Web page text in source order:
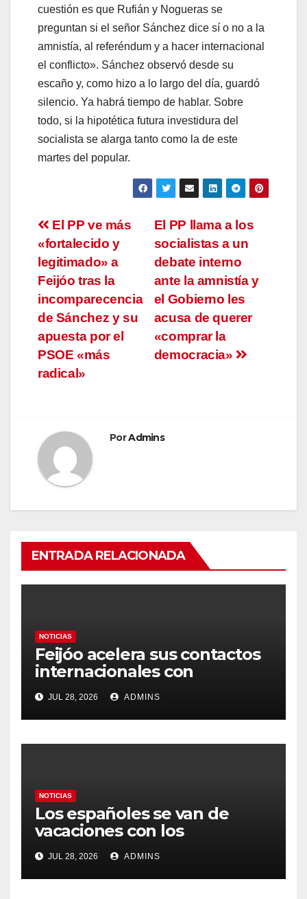
cuestión es que Rufián y Nogueras se
preguntan si el señor Sánchez dice sí o no a la
amnistía, al referéndum y a hacer internacional
el conflicto». Sánchez observó desde su
escaño y, como hizo a lo largo del día, guardó
silencio. Ya habrá tiempo de hablar. Sobre
todo, si la hipotética futura investidura del
socialista se alarga tanto como la de este
martes del popular.
Navegación
de
entradas
El PP llama a los
socialistas a un
debate interno
ante la amnistía y
el Gobierno les
acusa de querer
«comprar la
democracia»
El PP ve más
«fortalecido y
legitimado» a
Feijóo tras la
incomparecencia
de Sánchez y su
apuesta por el
PSOE «más
radical»
PorAdmins
ENTRADA RELACIONADA
NOTICIAS
Feijóo acelera sus contactos
internacionales con
Latinoamérica como socio
prioritario en su agenda de
gobierno
JUL 28, 2026 ADMINS
NOTICIAS
Los españoles se van de
vacaciones con los
carburantes hasta un 21%
más caros que el año pasado
y los hoteles disparados
JUL 28, 2026 ADMINS